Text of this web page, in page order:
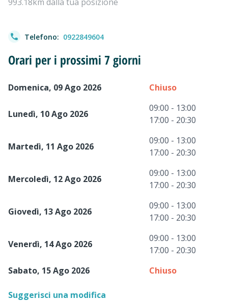
Telefono: 0922849604
Orari per i prossimi 7 giorni
Domenica, 09 Ago 2026 Chiuso
Lunedì, 10 Ago 2026
09:00 - 13:00
17:00 - 20:30
Martedì, 11 Ago 2026
09:00 - 13:00
17:00 - 20:30
Mercoledì, 12 Ago 2026
09:00 - 13:00
17:00 - 20:30
Giovedì, 13 Ago 2026
09:00 - 13:00
17:00 - 20:30
Venerdì, 14 Ago 2026
09:00 - 13:00
17:00 - 20:30
Sabato, 15 Ago 2026
Chiuso
Suggerisci una modifica